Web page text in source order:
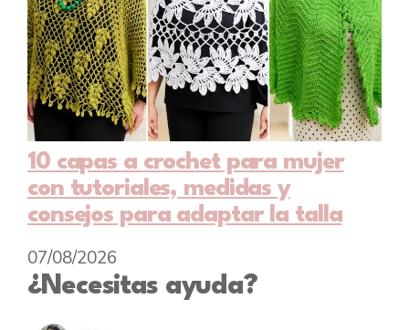
10 capas a crochet para mujer
con tutoriales, medidas y
consejos para adaptar la talla
07/08/2026
¿Necesitas ayuda?